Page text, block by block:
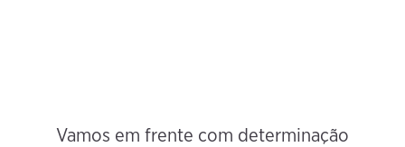
Vamos em frente com determinação